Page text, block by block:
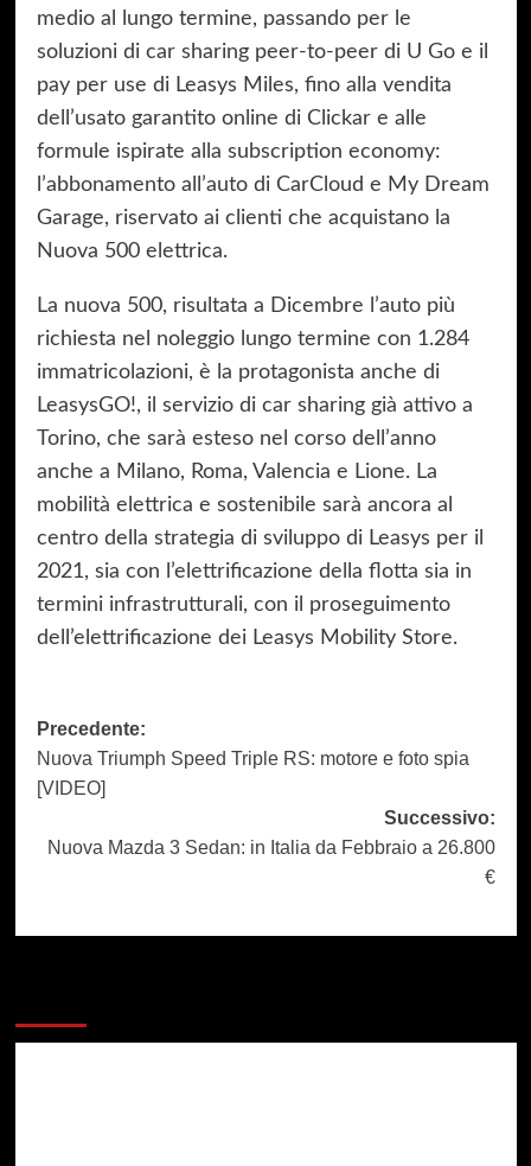
medio al lungo termine, passando per le
soluzioni di car sharing peer-to-peer di U Go e il
pay per use di Leasys Miles, fino alla vendita
dell’usato garantito online di Clickar e alle
formule ispirate alla subscription economy:
l’abbonamento all’auto di CarCloud e My Dream
Garage, riservato ai clienti che acquistano la
Nuova 500 elettrica.
La nuova 500, risultata a Dicembre l’auto più
richiesta nel noleggio lungo termine con 1.284
immatricolazioni, è la protagonista anche di
LeasysGO!, il servizio di car sharing già attivo a
Torino, che sarà esteso nel corso dell’anno
anche a Milano, Roma, Valencia e Lione. La
mobilità elettrica e sostenibile sarà ancora al
centro della strategia di sviluppo di Leasys per il
2021, sia con l’elettrificazione della flotta sia in
termini infrastrutturali, con il proseguimento
dell’elettrificazione dei Leasys Mobility Store.
Navigazione
articolo
Precedente:
Nuova Triumph Speed Triple RS: motore e foto spia
[VIDEO]
Successivo:
Nuova Mazda 3 Sedan: in Italia da Febbraio a 26.800
€